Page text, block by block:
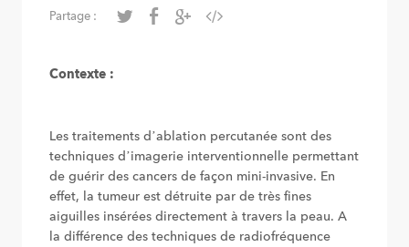
Partage :
Contexte :
Les traitements d’ablation percutanée sont des
techniques d’imagerie interventionnelle permettant
de guérir des cancers de façon mini-invasive. En
effet, la tumeur est détruite par de très fines
aiguilles insérées directement à travers la peau. A
la différence des techniques de radiofréquence